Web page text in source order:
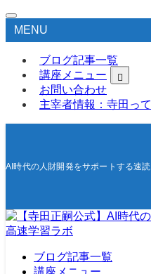
MENU
ブログ記事一覧
講座メニュー
お問い合わせ
主宰者情報：寺田っ
AI時代の人財開発をサポートする速読
ブログ記事一覧
講座メニュー